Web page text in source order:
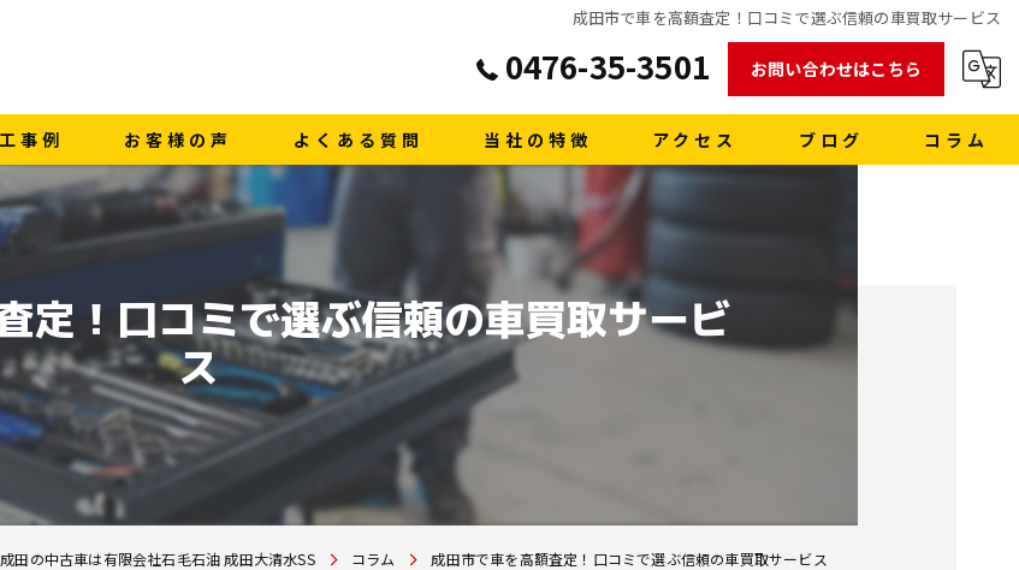
成田市で車を高額査定！口コミで選ぶ信頼の車買取サービス
0476-35-3501 お問い合わせはこちら
事例 お客様の声 よくある質問 当社の特徴
販売
車検
格安レンタカー
アクセス ブログ コラム
定！口コミで選ぶ信頼の車買取サービ
ス
田の中古車は有限会社石毛石油 成田大清水SS コラム 成田市で車を高額査定！口コミで選ぶ信頼の車買取サービス